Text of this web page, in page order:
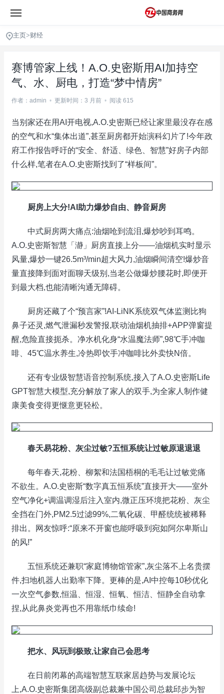
主页>财经
赛博管家上线！A.O.史密斯用AI加持空
气、水、厨电，打造“梦中情房”
作者：admin • 更新时间：3 月前 • 阅读 615
当别家还在用AI开电视,A.O.史密斯已经让家里最没存在感
的空气和水“集体出道”,甚至厨房都开始演科幻片了!今年政
府工作报告呼吁的“安全、舒适、绿色、智慧”好房子内部
什么样,笔者在A.O.史密斯找到了“样板间”。
厨房上大分!AI助力爆炒自由、静音厨房
中式厨房两大痛点:油烟呛到流泪,爆炒吵到耳鸣。
A.O.史密斯智慧「瀞」厨房直接上分——油烟机实时显示
风量,爆炒一键26.5m³/min超大风力,油烟瞬间清空!爆炒音
量直接降到面对面聊天级别,当老公做爆炒腰花时,即便开
到最大档,也能清晰沟通无障碍。
厨房还藏了个“预言家”!AI-LiNK系统双气体监测比狗
鼻子还灵,燃气泄漏秒发警报,联动油烟机抽排+APP弹窗提
醒,危险直接扼杀。净水机化身“水温魔法师”,98℃手冲咖
啡、45℃温水养生,冷热即饮手冲咖啡比外卖快N倍。
还有专业级智慧语音控制系统,接入了A.O.史密斯Life
GPT智慧大模型,充分解放了家人的双手,为全家人制作健
康美食变得更惬意更轻松。
春天易花粉、灰尘过敏?五恒系统让过敏原退退退
每年春天,花粉、柳絮和法国梧桐的毛毛让过敏党痛
不欲生。A.O.史密斯“数字真五恒系统”直接开大——室外
空气净化+调温调湿后注入室内,微正压环境把花粉、灰尘
全挡在门外,PM2.5过滤99%,二氧化碳、甲醛统统被稀释
排出。网友惊呼:“原来不开窗也能呼吸到宛如阿尔卑斯山
的风!”
五恒系统还兼职“家庭博物馆管家”,灰尘落不上名贵摆
件,扫地机器人出勤率下降。更棒的是,AI中控每10秒优化
一次空气参数,恒温、恒湿、恒氧、恒洁、恒静全自动拿
捏,从此鼻炎党再也不用靠纸巾续命!
把水、风玩到极致,让家自己会思考
在日前闭幕的高端智慧互联家居趋势与发展论坛
上,A.O.史密斯集团高级副总裁兼中国公司总裁邱步为智